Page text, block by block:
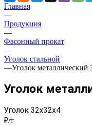
Главная
—
Продукция
—
Фасонный прокат
—
Уголок стальной
—Уголок металлический
Уголок
Уголок 32x32x4
₽/т